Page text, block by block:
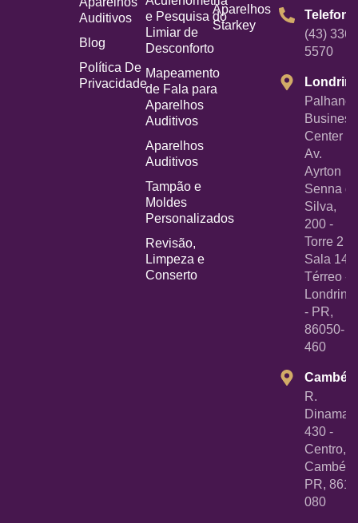
Auditivos
Blog
Política De
Privacidade
e Pesquisa do
Limiar de
Desconforto
Mapeamento
de Fala para
Aparelhos
Auditivos
Aparelhos
Auditivos
Tampão e
Moldes
Personalizados
Revisão,
Limpeza e
Conserto
Aparelhos
Starkey
Telefone
(43)
5570
Palhano
Business
Center -
Av.
Ayrton
Senna
Silva,
200 -
Torre 2 -
Sala 14
Térreo -
Londrina
- PR,
86050-
460
Cambé
R.
430 -
Centro,
Cambé -
PR,
080